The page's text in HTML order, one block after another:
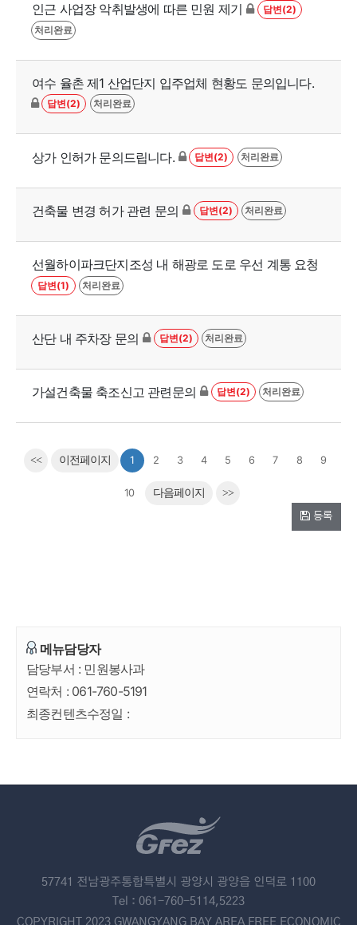
인근 사업장 악취발생에 따른 민원 제기
답변(2)
처리완료
여수 율촌 제1 산업단지 입주업체 현황도 문의입니다.
답변(2) 처리완료
상가 인허가 문의드립니다. 답변(2) 처리완료
건축물 변경 허가 관련 문의 답변(2) 처리완료
선월하이파크단지조성 내 해광로 도로 우선 계통 요청
답변(1) 처리완료
산단 내 주차장 문의 답변(2) 처리완료
가설건축물 축조신고 관련문의 답변(2) 처리완료
<< 이전페이지 1 2 3 4 5 6 7 8 9
10 다음페이지 >>
등록
메뉴담당자
담당부서 : 민원봉사과
연락처 : 061-760-5191
최종컨텐츠수정일 :
57741 전남광주통합특별시 광양시 광양읍 인덕로 1100
Tel : 061-760-5114,5223
COPYRIGHT 2023 GWANGYANG BAY AREA FREE ECONOMIC